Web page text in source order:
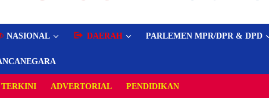
NASIONAL DAERAH PARLEMEN MPR/DPR & DPD
TERKINI ADVERTORIAL PENDIDIKAN